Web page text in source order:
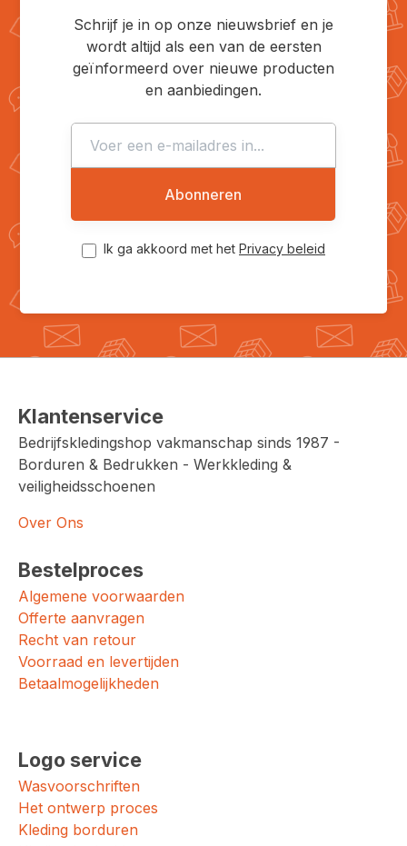
Schrijf je in op onze nieuwsbrief en je
wordt altijd als een van de eersten
geïnformeerd over nieuwe producten
en aanbiedingen.
Abonneren
Ik ga akkoord met het Privacy beleid
Klantenservice
Bedrijfskledingshop vakmanschap sinds 1987 -
Borduren & Bedrukken - Werkkleding &
veiligheidsschoenen
Over Ons
Bestelproces
Algemene voorwaarden
Offerte aanvragen
Recht van retour
Voorraad en levertijden
Betaalmogelijkheden
Logo service
Wasvoorschriften
Het ontwerp proces
Kleding borduren